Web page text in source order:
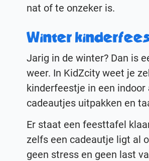
nat of te onzeker is.
Winter
Jarig in de winter? Dan is
weer. In KidZcity weet je
kinderfeestje in een
cadeautjes uitpakken en
Er staat een feesttafel
zelfs een cadeautje ligt al
geen stress en geen last